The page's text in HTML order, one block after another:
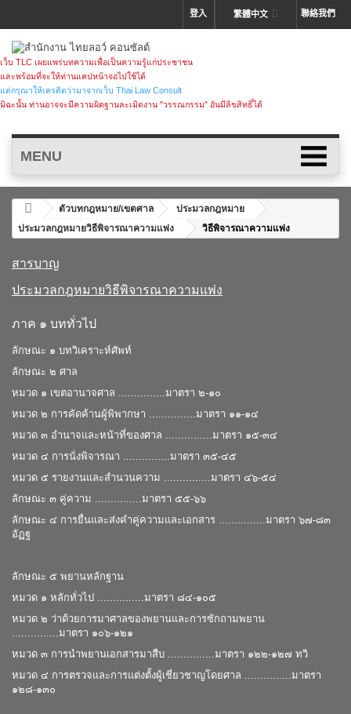
聯絡我們
繁體中文
登入
เว็บ TLC เผยแพร่บทความเพื่อเป็นความรู้แก่ประชาชน
และพร้อมที่จะให้ท่านแคปหน้าจอไปใช้ได้
แต่กรุณาให้เครดิตว่ามาจากเว็บ Thai Law Consult
มิฉะนั้น ท่านอาจจะมีความผิดฐานละเมิดงาน "วรรณกรรม" อันมีลิขสิทธิ์ได้
MENU
ตัวบทกฎหมาย/เขตศาล
ประมวลกฎหมาย
ประมวลกฎหมายวิธีพิจารณาความแพ่ง
วิธีพิจารณาความแพ่ง
สารบาญ
ประมวลกฎหมายวิธีพิจารณาความแพ่ง
ภาค ๑ บททั่วไป
ลักษณะ ๑ บทวิเคราะห์ศัพท์
ลักษณะ ๒ ศาล
หมวด ๑ เขตอานาจศาล ...............มาตรา ๒-๑๐
หมวด ๒ การคัดค้านผู้พิพากษา ...............มาตรา ๑๑-๑๔
หมวด ๓ อํานาจและหน้าที่ของศาล ...............มาตรา ๑๕-๓๔
หมวด ๔ การนั่งพิจารณา ...............มาตรา ๓๕-๔๕
หมวด ๕ รายงานและสํานวนความ ...............มาตรา ๔๖-๕๔
ลักษณะ ๓ คู่ความ ...............มาตรา ๕๕-๖๖
ลักษณะ ๔ การยื่นและส่งคําคู่ความและเอกสาร ...............มาตรา ๖๗-๘๓
อัฏฐ
ลักษณะ ๕ พยานหลักฐาน
หมวด ๑ หลักทั่วไป ...............มาตรา ๘๔-๑๐๕
หมวด ๒ ว่าด้วยการมาศาลของพยานและการซักถามพยาน
...............มาตรา ๑๐๖-๑๒๑
หมวด ๓ การนําพยานเอกสารมาสืบ ...............มาตรา ๑๒๒-๑๒๗ ทวิ
หมวด ๔ การตรวจและการแต่งตั้งผู้เชี่ยวชาญโดยศาล ...............มาตรา
๑๒๘-๑๓๐